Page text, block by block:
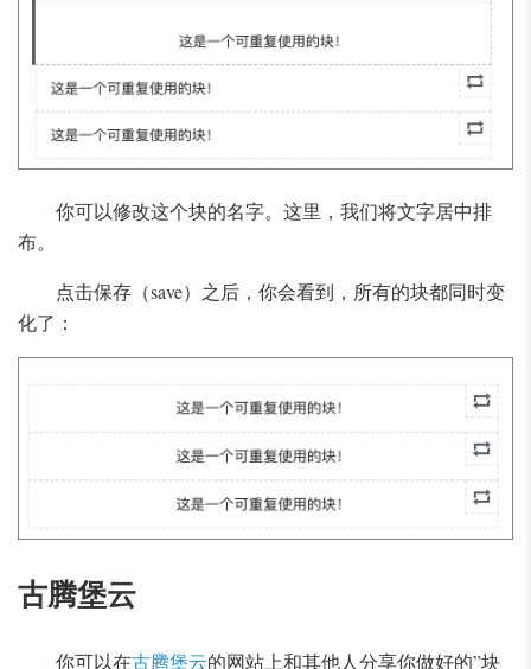
你可以修改这个块的名字。这里，我们将文字居中排
布。
点击保存（save）之后，你会看到，所有的块都同时变
化了：
古腾堡云
你可以在古腾堡云的网站上和其他人分享你做好的”块